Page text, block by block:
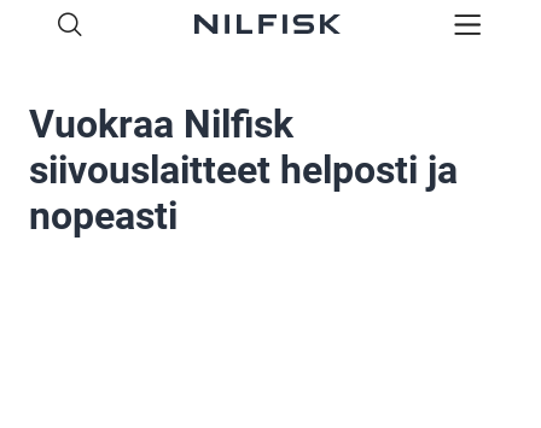
Vuokraa Nilfisk
siivouslaitteet helposti ja
nopeasti